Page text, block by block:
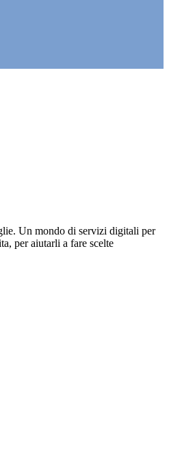
Un mondo di servizi digitali per
per aiutarli a fare scelte